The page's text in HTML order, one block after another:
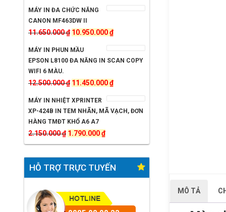
MÔ TẢ
gốc
là:
4.850.000 ₫.
tại
là:
MÁY IN ĐA CHỨC NĂNG
CANON MF463DW II
11.650.000₫ Giá
gốc
là:
10.950.000₫Giá
hiện
tại
10.950.000 ₫.
MÁY IN PHUN MẦU
EPSON L8100 ĐA NĂNG IN SCAN COPY
WIFI 6 MÀU.
12.500.000₫ Giá
là:
12.500.000 ₫.
11.450.000₫Giá
hiện
tại
MÁY IN NHIỆT XPRINTER
XP-424B IN TEM NHÃN, MÃ VẠCH, ĐƠN
HÀNG TMĐT KHỔ A6 A7
2.150.000₫ Giá
gốc
là:
2.150.000 ₫.
1.790.000₫Giá
hiện
tại
là:
HỖ TRỢ TRỰC TUYẾN